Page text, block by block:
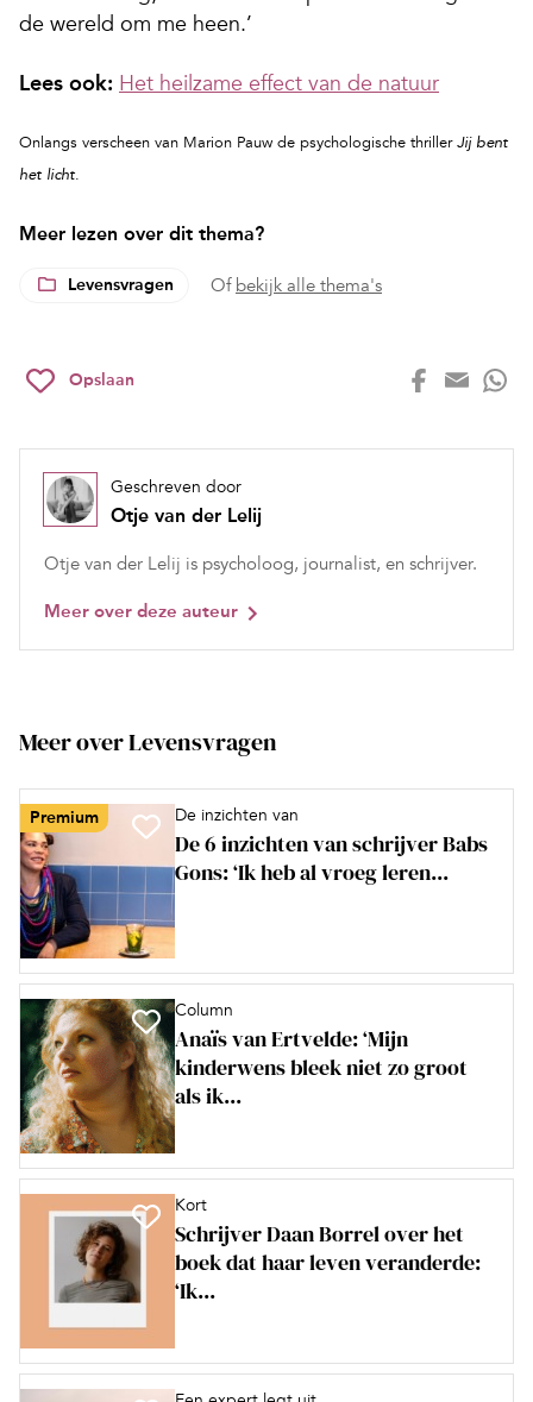
de wereld om me heen.’
Lees ook: Het heilzame effect van de natuur
Onlangs verscheen van Marion Pauw de psychologische thriller Jij bent
het licht.
Meer lezen over dit thema?
Levensvragen Of bekijk alle thema's
Opslaan
Geschreven door
Otje van der Lelij
Otje van der Lelij is psycholoog, journalist, en schrijver.
Meer over deze auteur
Meer over Levensvragen
Premium De inzichten van
De 6 inzichten van schrijver Babs
Gons: ‘Ik heb al vroeg leren...
Column
Anaïs van Ertvelde: ‘Mijn
kinderwens bleek niet zo groot
als ik...
Kort
Schrijver Daan Borrel over het
boek dat haar leven veranderde:
‘Ik...